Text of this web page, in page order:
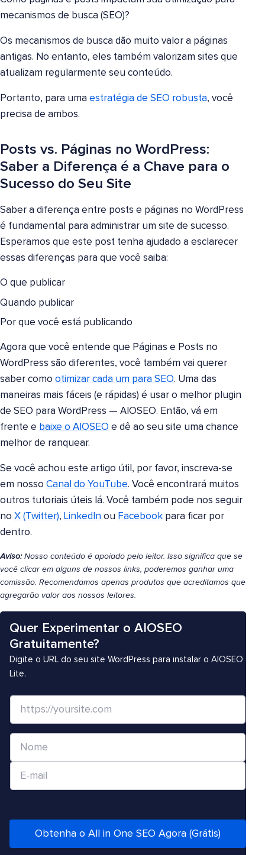
mecanismos de busca (SEO)?
Os mecanismos de busca dão muito valor a páginas
antigas. No entanto, eles também valorizam sites que
atualizam regularmente seu conteúdo.
Portanto, para uma estratégia de SEO robusta, você
precisa de ambos.
Posts vs. Páginas no WordPress:
Saber a Diferença é a Chave para o
Sucesso do Seu Site
Saber a diferença entre posts e páginas no WordPress
é fundamental para administrar um site de sucesso.
Esperamos que este post tenha ajudado a esclarecer
essas diferenças para que você saiba:
O que publicar
Quando publicar
Por que você está publicando
Agora que você entende que Páginas e Posts no
WordPress são diferentes, você também vai querer
saber como otimizar cada um para SEO. Uma das
maneiras mais fáceis (e rápidas) é usar o melhor plugin
de SEO para WordPress — AIOSEO. Então, vá em
frente e baixe o AIOSEO e dê ao seu site uma chance
melhor de ranquear.
Se você achou este artigo útil, por favor, inscreva-se
em nosso Canal do YouTube. Você encontrará muitos
outros tutoriais úteis lá. Você também pode nos seguir
no X (Twitter), LinkedIn ou Facebook para ficar por
dentro.
Aviso:Nosso conteúdo é apoiado pelo leitor. Isso significa que se
você clicar em alguns de nossos links, poderemos ganhar uma
comissão. Recomendamos apenas produtos que acreditamos que
agregarão valor aos nossos leitores.
Quer Experimentar o AIOSEO
Gratuitamente?
Digite o URL do seu site WordPress para instalar o AIOSEO
Lite.
t
/
e
l
Obtenha o All in One SEO Agora (Grátis)